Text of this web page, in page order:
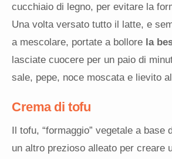
cucchiaio di legno, per evitare la
Una volta versato tutto il latte, e
a mescolare, portate a bollore la
lasciate cuocere per un paio di
sale, pepe, noce moscata e lievito
Crema di tofu
Il tofu, “formaggio” vegetale a base
un altro prezioso alleato per creare